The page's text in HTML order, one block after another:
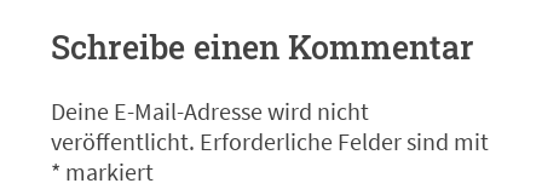
Schreibe einen Kommentar
Deine E-Mail-Adresse wird nicht
veröffentlicht. Erforderliche Felder sind mit
* markiert